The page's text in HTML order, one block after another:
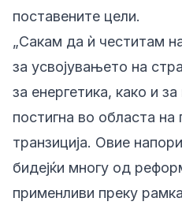
поставените цели.
„Сакам да ѝ честитам
за усвојувањето на
за енергетика, како и
постигна во областа на
транзиција. Овие
бидејќи многу од
применливи преку